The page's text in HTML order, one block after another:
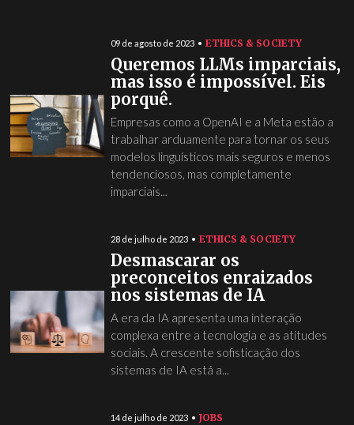
09 de agosto de 2023 ETHICS & SOCIETY
Queremos LLMs imparciais,
mas isso é impossível. Eis
porquê.
Empresas como a OpenAI e a Meta estão a
trabalhar arduamente para tornar os seus
modelos linguísticos mais seguros e menos
tendenciosos, mas completamente
imparciais...
28 de julho de 2023 ETHICS & SOCIETY
Desmascarar os
preconceitos enraizados
nos sistemas de IA
A era da IA apresenta uma interação
complexa entre a tecnologia e as atitudes
sociais. A crescente sofisticação dos
sistemas de IA está a...
14 de julho de 2023 JOBS